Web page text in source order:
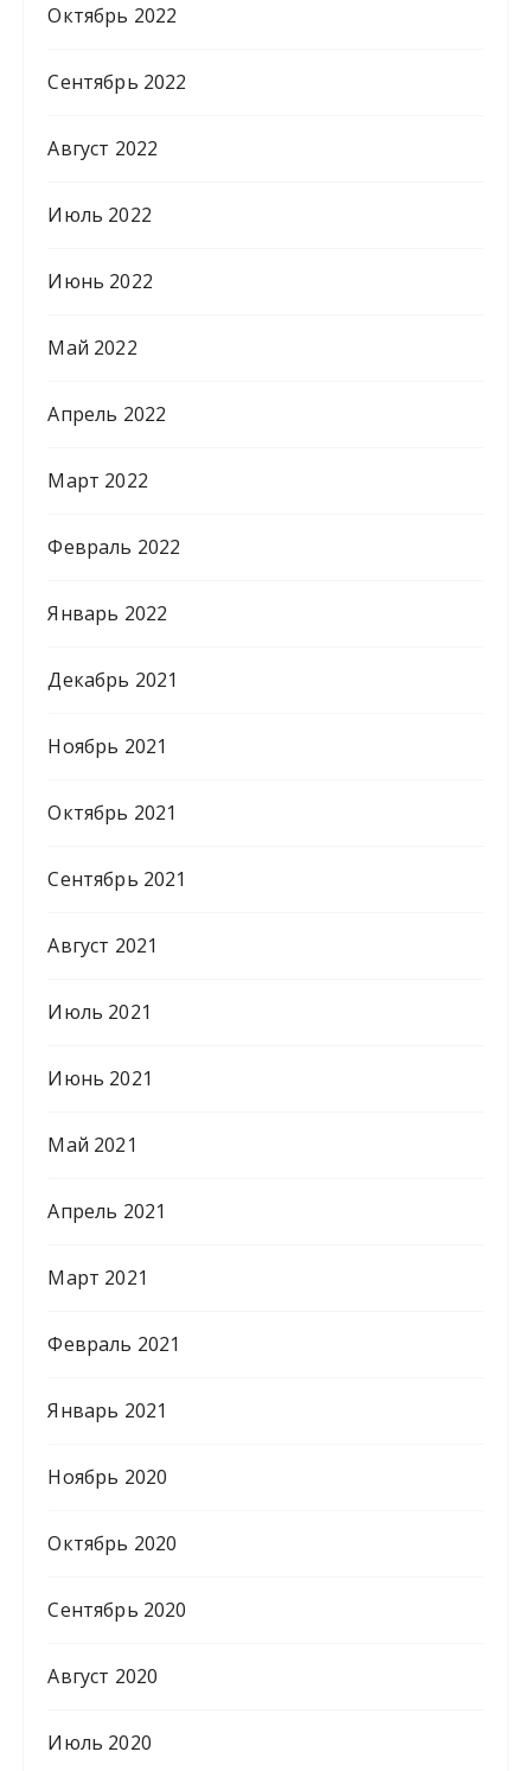
Октябрь 2022
Сентябрь 2022
Август 2022
Июль 2022
Июнь 2022
Май 2022
Апрель 2022
Март 2022
Февраль 2022
Январь 2022
Декабрь 2021
Ноябрь 2021
Октябрь 2021
Сентябрь 2021
Август 2021
Июль 2021
Июнь 2021
Май 2021
Апрель 2021
Март 2021
Февраль 2021
Январь 2021
Ноябрь 2020
Октябрь 2020
Сентябрь 2020
Август 2020
Июль 2020